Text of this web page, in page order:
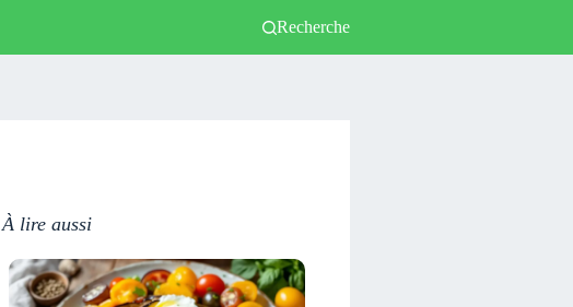
Recherche
À lire aussi